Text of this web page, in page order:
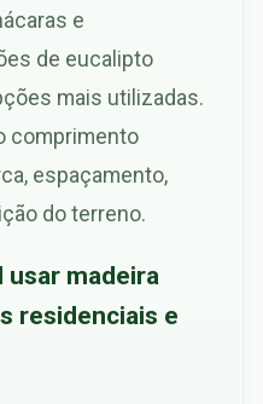
e
de eucalipto
mais utilizadas.
comprimento
espaçamento,
do terreno.
usar madeira
residenciais e